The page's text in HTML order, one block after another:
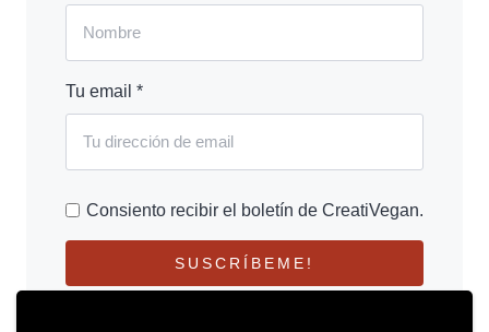
Tu email *
Consiento recibir el boletín de CreatiVegan.
SUSCRÍBEME!